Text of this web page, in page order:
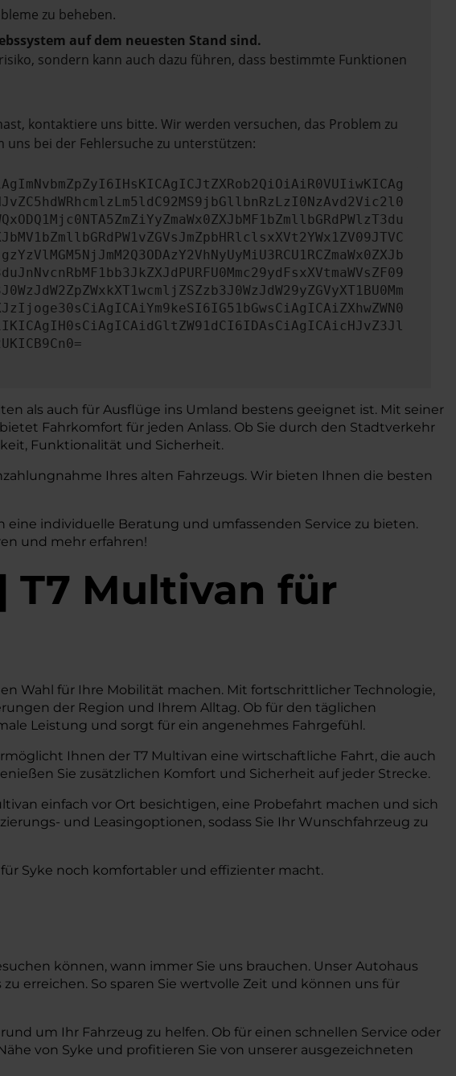
zu beheben.
auf dem neuesten Stand sind.
sondern kann auch dazu führen, dass bestimmte Funktionen
kontaktiere uns bitte. Wir werden versuchen, das Problem zu
uns bei der Fehlersuche zu unterstützen:
als auch für Ausflüge ins Umland bestens geeignet ist. Mit seiner
Fahrkomfort für jeden Anlass. Ob Sie durch den Stadtverkehr
Funktionalität und Sicherheit.
Ihres alten Fahrzeugs. Wir bieten Ihnen die besten
individuelle Beratung und umfassenden Service zu bieten.
und mehr erfahren!
T7 Multivan für
Wahl für Ihre Mobilität machen. Mit fortschrittlicher Technologie,
der Region und Ihrem Alltag. Ob für den täglichen
Leistung und sorgt für ein angenehmes Fahrgefühl.
Ihnen der T7 Multivan eine wirtschaftliche Fahrt, die auch
Sie zusätzlichen Komfort und Sicherheit auf jeder Strecke.
einfach vor Ort besichtigen, eine Probefahrt machen und sich
und Leasingoptionen, sodass Sie Ihr Wunschfahrzeug zu
Syke noch komfortabler und effizienter macht.
können, wann immer Sie uns brauchen. Unser Autohaus
erreichen. So sparen Sie wertvolle Zeit und können uns für
um Ihr Fahrzeug zu helfen. Ob für einen schnellen Service oder
von Syke und profitieren Sie von unserer ausgezeichneten